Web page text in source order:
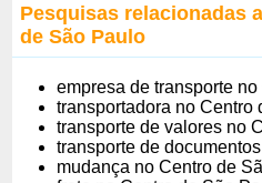
Pesquisas relacionadas
de São Paulo
empresa de transporte
transportadora no Centro
transporte de valores no
transporte de
mudança no Centro de